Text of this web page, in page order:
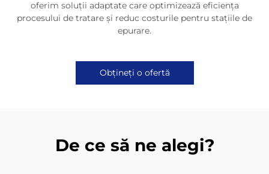
oferim soluții adaptate care optimizează eficiența
procesului de tratare și reduc costurile pentru stațiile de
epurare.
Obțineți o ofertă
De ce să ne alegi?